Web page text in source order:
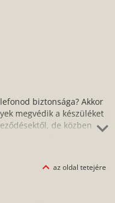
biztonsága? Akkor
megvédik a készüléket
de közben
olyan gyártók
az oldal tetejére